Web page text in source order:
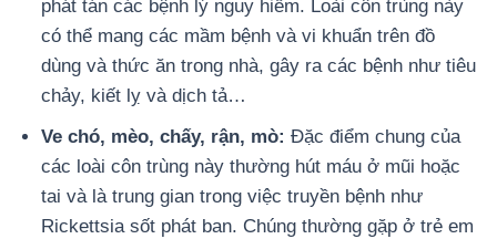
phát tán các bệnh lý nguy hiểm. Loài côn trùng này
có thể mang các mầm bệnh và vi khuẩn trên đồ
dùng và thức ăn trong nhà, gây ra các bệnh như tiêu
chảy, kiết lỵ và dịch tả…
Ve chó, mèo, chấy, rận, mò: Đặc điểm chung của
các loài côn trùng này thường hút máu ở mũi hoặc
tai và là trung gian trong việc truyền bệnh như
Rickettsia sốt phát ban. Chúng thường gặp ở trẻ em